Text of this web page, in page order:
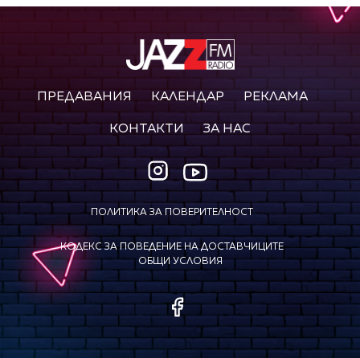
ПРЕДАВАНИЯ КАЛЕНДАР РЕКЛАМА
КОНТАКТИ ЗА НАС
ПОЛИТИКА ЗА ПОВЕРИТЕЛНОСТ
КОДЕКС ЗА ПОВЕДЕНИЕ НА ДОСТАВЧИЦИТЕ
ОБЩИ УСЛОВИЯ